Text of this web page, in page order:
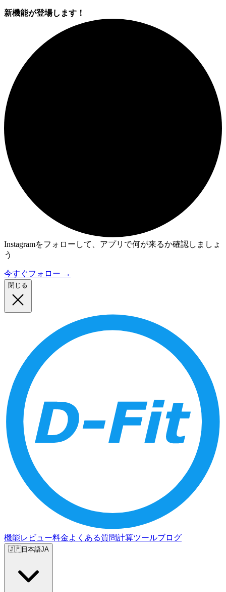
新機能が登場します！
Instagramをフォローして、アプリで何が来るか確認しましょ
う
今すぐフォロー →
閉じる
機能レビュー料金よくある質問計算ツールブログ
🇯🇵日本語JA